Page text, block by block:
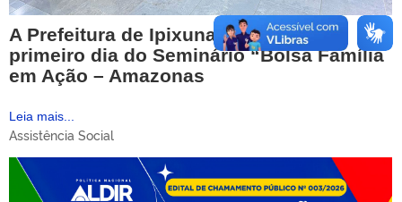
A Prefeitura de Ipixuna participou do
primeiro dia do Seminário “Bolsa Família
em Ação – Amazonas
Leia mais...
Assistência Social